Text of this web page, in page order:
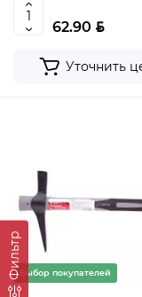
Фильтр
62.90 BYN
Уточнить
Выбор покупателей